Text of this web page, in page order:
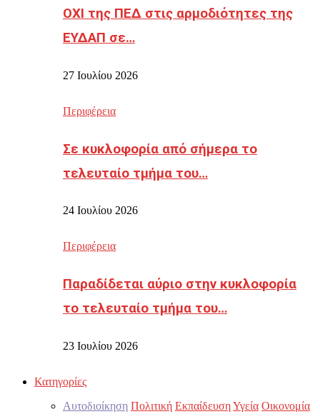
ΟΧΙ της ΠΕΔ στις αρμοδιότητες της
ΕΥΔΑΠ σε…
27 Ιουλίου 2026
Περιφέρεια
Σε κυκλοφορία από σήμερα το
τελευταίο τμήμα του…
24 Ιουλίου 2026
Περιφέρεια
Παραδίδεται αύριο στην κυκλοφορία
το τελευταίο τμήμα του…
23 Ιουλίου 2026
Κατηγορίες
Αυτοδιοίκηση Πολιτική ΕκπαίδευσηΥγεία Οικονομία